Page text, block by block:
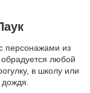
персонажами из
любой
в школу или
дождя.